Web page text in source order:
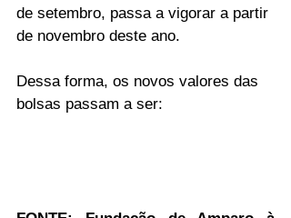
de setembro, passa a vigorar a partir
de novembro deste ano.
Dessa forma, os novos valores das
bolsas passam a ser: